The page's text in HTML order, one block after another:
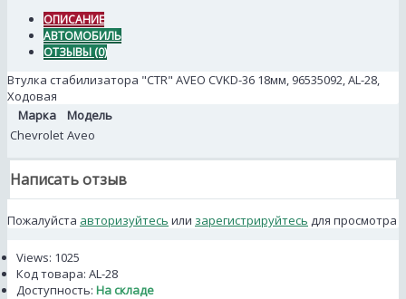
ОПИСАНИЕ
АВТОМОБИЛЬ
ОТЗЫВЫ (0)
Втулка стабилизатора "CTR" AVEO CVKD-36 18мм, 96535092, AL-28,
Ходовая
Марка
Модель
Chevrolet Aveo
Написать отзыв
Пожалуйста авторизуйтесь или зарегистрируйтесь для просмотра
Views: 1025
Код товара: AL-28
Доступность: На складе